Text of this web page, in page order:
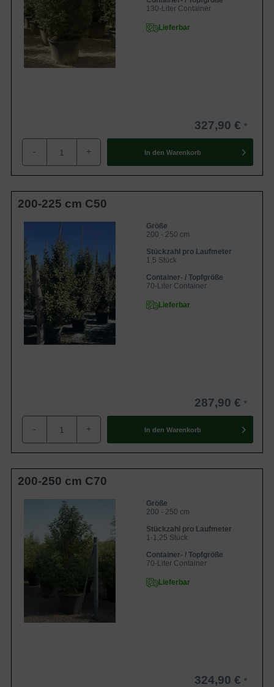
Zur Gesamtauswahl Heckenpflanzen
130-Liter Container
Lieferbar
327,90 €
- + In den Warenkorb
200-225 cm C50
Größe
200 - 250 cm
Stückzahl pro Laufmeter
1,5 Stück
Container- / Topfgröße
70-Liter Container
Lieferbar
287,90 €
- + In den Warenkorb
200-250 cm C70
Größe
200 - 250 cm
Stückzahl pro Laufmeter
1-1,25 Stück
Container- / Topfgröße
70-Liter Container
Lieferbar
324,90 €